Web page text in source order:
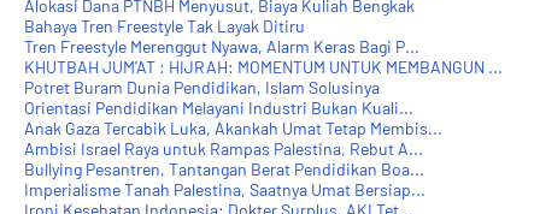
Alokasi Dana PTNBH Menyusut, Biaya Kuliah Bengkak
Bahaya Tren Freestyle Tak Layak Ditiru
Tren Freestyle Merenggut Nyawa, Alarm Keras Bagi P...
KHUTBAH JUM'AT : HIJRAH: MOMENTUM UNTUK MEMBANGUN ...
Potret Buram Dunia Pendidikan, Islam Solusinya
Orientasi Pendidikan Melayani Industri Bukan Kuali...
Anak Gaza Tercabik Luka, Akankah Umat Tetap Membis...
Ambisi Israel Raya untuk Rampas Palestina, Rebut A...
Bullying Pesantren, Tantangan Berat Pendidikan Boa...
Imperialisme Tanah Palestina, Saatnya Umat Bersiap...
Ironi Kesehatan Indonesia: Dokter Surplus, AKI Tet...